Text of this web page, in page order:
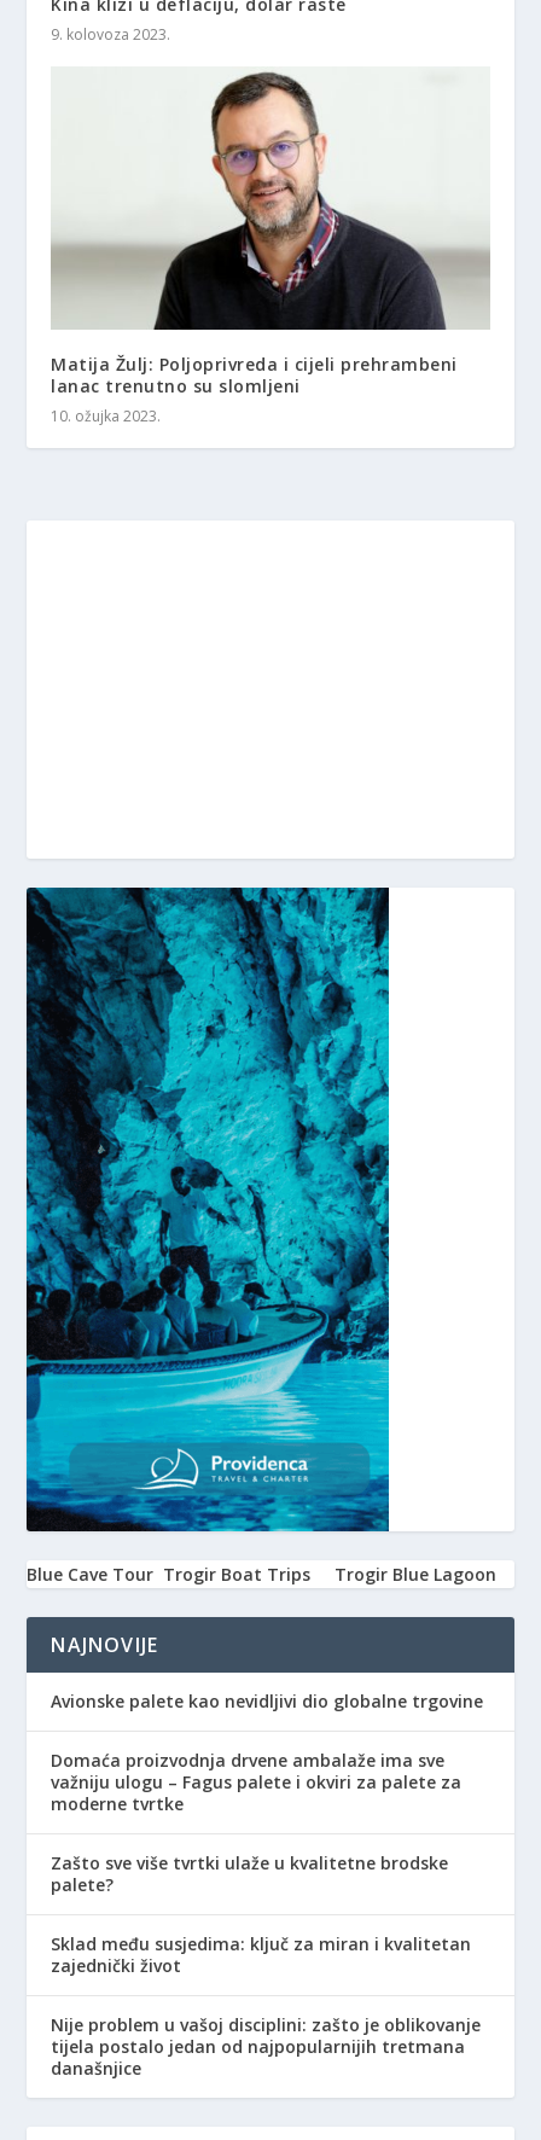
Kina klizi u deflaciju, dolar raste
9. kolovoza 2023.
Matija Žulj: Poljoprivreda i cijeli prehrambeni
lanac trenutno su slomljeni
10. ožujka 2023.
Blue Cave Tour Trogir Boat Trips Trogir Blue Lagoon
NAJNOVIJE
Avionske palete kao nevidljivi dio globalne trgovine
Domaća proizvodnja drvene ambalaže ima sve
važniju ulogu – Fagus palete i okviri za palete za
moderne tvrtke
Zašto sve više tvrtki ulaže u kvalitetne brodske
palete?
Sklad među susjedima: ključ za miran i kvalitetan
zajednički život
Nije problem u vašoj disciplini: zašto je oblikovanje
tijela postalo jedan od najpopularnijih tretmana
današnjice